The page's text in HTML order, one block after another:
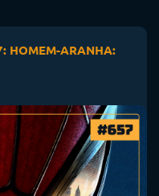
HOMEM-ARANHA: